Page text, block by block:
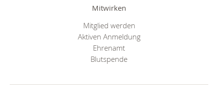
Mitwirken
Mitglied werden
Aktiven Anmeldung
Ehrenamt
Blutspende